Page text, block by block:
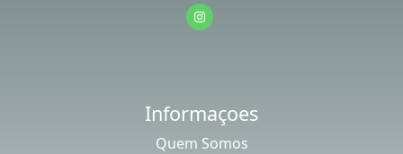
Informaçoes
Quem Somos